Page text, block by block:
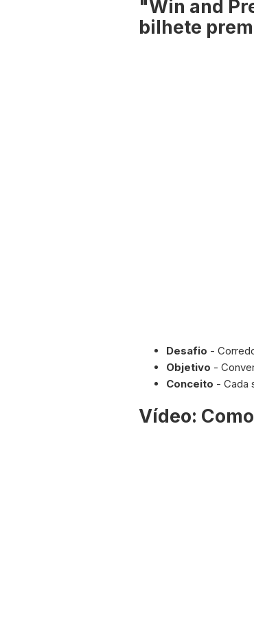
"Win and
bilhete
Desafio -
Objetivo -
Conceito - Cada
Vídeo: